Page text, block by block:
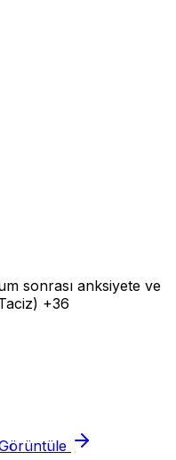
sonrası anksiyete ve
+36